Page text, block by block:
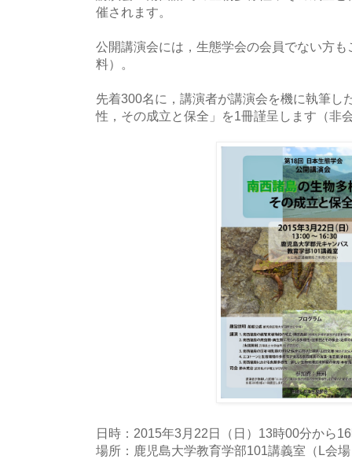
催されます。
公開講演会には，生態学会の会員でない方
料）。
先着300名に，講演者が講演会を機に執筆し
性，その成立と保全」を1冊謹呈します（非
日時：2015年3月22日（日）13時00分から
場所：鹿児島大学教育学部101講義室（L会